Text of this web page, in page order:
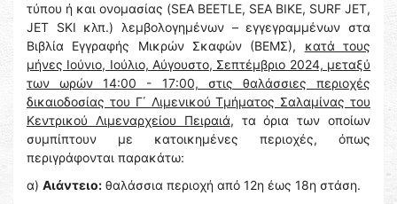
τύπου ή και ονομασίας (SEA BEETLE, SEA BIKE, SURF JET,
JET SKI κλπ.) λεμβολογημένων – εγγεγραμμένων στα
Βιβλία Εγγραφής Μικρών Σκαφών (ΒΕΜΣ), κατά τους
μήνες Ιούνιο, Ιούλιο, Αύγουστο, Σεπτέμβριο 2024, μεταξύ
των ωρών 14:00 - 17:00, στις θαλάσσιες περιοχές
δικαιοδοσίας του Γ΄ Λιμενικού Τμήματος Σαλαμίνας του
Κεντρικού Λιμεναρχείου Πειραιά, τα όρια των οποίων
συμπίπτουν με κατοικημένες περιοχές, όπως
περιγράφονται παρακάτω:
α) Αιάντειο: θαλάσσια περιοχή από 12η έως 18η στάση.